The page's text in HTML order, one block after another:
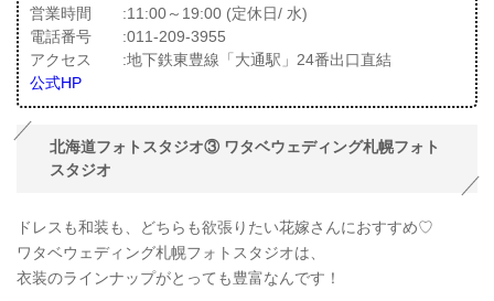
営業時間 :11:00～19:00 (定休日/ 水)
電話番号 :011-209-3955
アクセス :地下鉄東豊線「大通駅」24番出口直結
公式HP
北海道フォトスタジオ③ ワタベウェディング札幌フォト
スタジオ
ドレスも和装も、どちらも欲張りたい花嫁さんにおすすめ♡
ワタベウェディング札幌フォトスタジオは、
衣装のラインナップがとっても豊富なんです！